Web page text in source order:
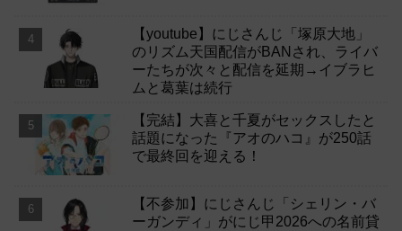
【youtube】にじさんじ「塚原大地」
のリズム天国配信がBANされ、ライバ
ーたちが次々と配信を延期→イブラヒ
ムと葛葉は続行
【完結】大喜と千夏がセックスしたと
話題になった『アオのハコ』が250話
で最終回を迎える！
【不参加】にじさんじ「シェリン・バ
ーガンディ」がにじ甲2026への名前貸